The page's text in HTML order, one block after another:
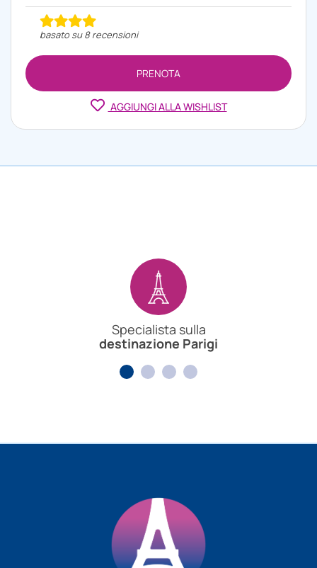
basato su 8 recensioni
PRENOTA
AGGIUNGI ALLA WISHLIST
Specialista sulla
destinazione Parigi